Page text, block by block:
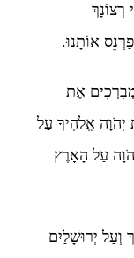
רְצוֹנָךְ
אוֹתָנוּ.
אֶת
אֱלֹהֶיךָ עַל
עַל הָאָרֶץ
וְעַל יְרוּשָׁלַיִם